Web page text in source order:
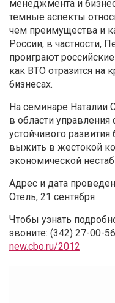
менеджмента и
темные аспекты
чем преимущества и
России, в частности,
проиграют
как ВТО отразится на
бизнесах.
На семинаре Наталии
в области
устойчивого
выжить в жестокой
экономической
Адрес и дата
Отель, 21 сентября
Чтобы узнать
звоните: (342) 27-00-
new.cbo.ru/2012